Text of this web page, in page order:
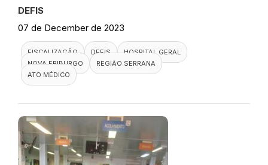
DEFIS
07 de December de 2023
FISCALIZAÇÃO DEFIS
HOSPITAL GERAL
NOVA FRIBURGO
REGIÃO SERRANA
ATO MÉDICO